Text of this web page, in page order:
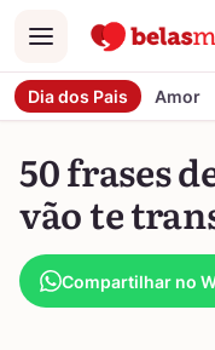
Menu
Dia dos Pais Amor
50 frases
vão te
Compartilhar no